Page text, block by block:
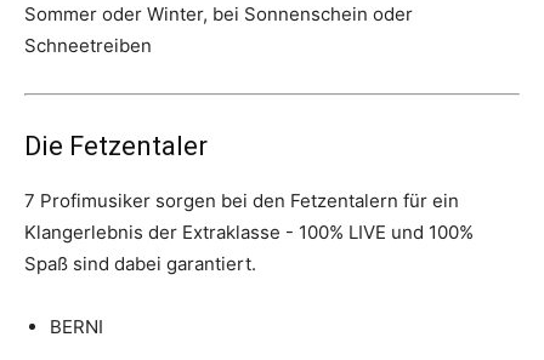
Sommer oder Winter, bei Sonnenschein oder
Schneetreiben
Die Fetzentaler
7 Profimusiker sorgen bei den Fetzentalern für ein
Klangerlebnis der Extraklasse - 100% LIVE und 100%
Spaß sind dabei garantiert.
BERNI